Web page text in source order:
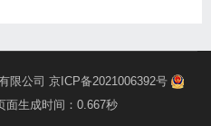
限公司 京ICP备2021006392号
面生成时间：0.667秒